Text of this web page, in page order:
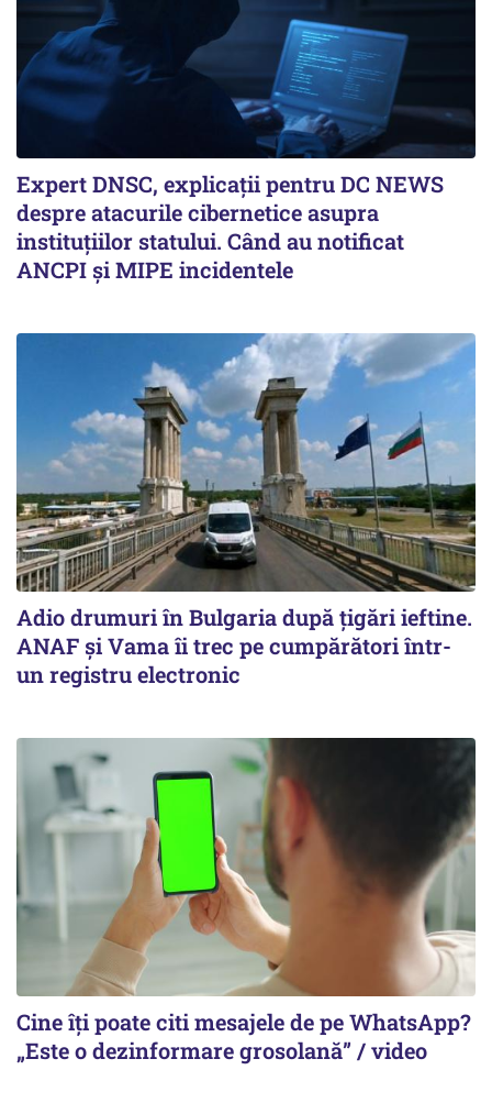
Expert DNSC, explicații pentru DC NEWS
despre atacurile cibernetice asupra
instituțiilor statului. Când au notificat
ANCPI și MIPE incidentele
Adio drumuri în Bulgaria după țigări ieftine.
ANAF și Vama îi trec pe cumpărători într-
un registru electronic
Cine îți poate citi mesajele de pe WhatsApp?
„Este o dezinformare grosolană” / video